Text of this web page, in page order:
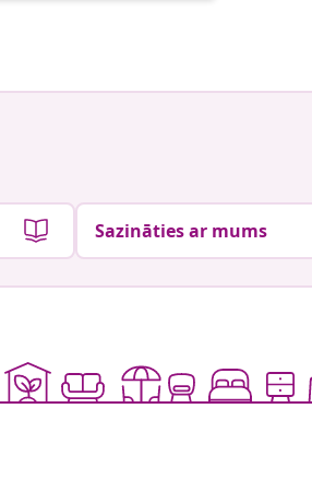
Sazināties ar mums